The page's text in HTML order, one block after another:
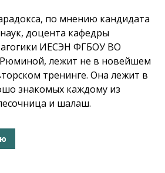
по мнению кандидата
доцента кафедры
ИЕСЭН ФГБОУ ВО
лежит не в новейшем
тренинге. Она лежит в
знакомых каждому из
и шалаш.